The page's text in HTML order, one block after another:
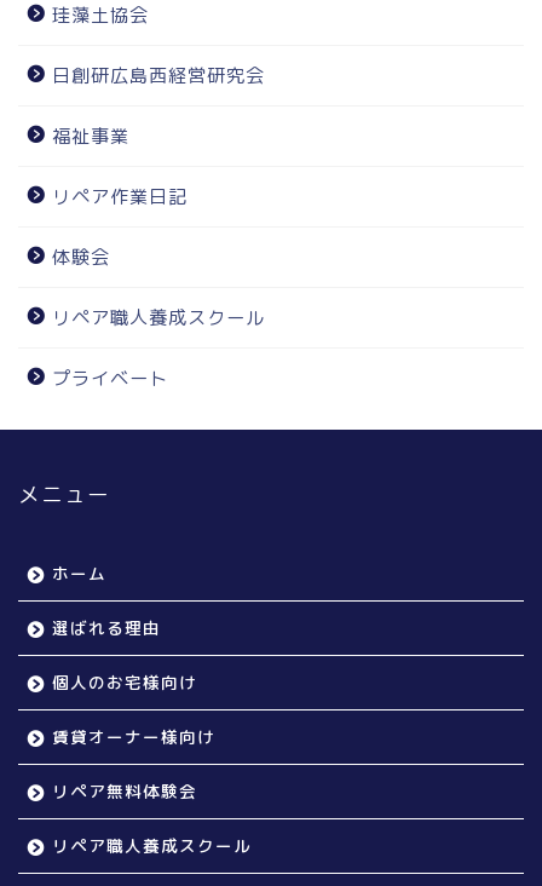
珪藻土協会
日創研広島西経営研究会
福祉事業
リペア作業日記
体験会
リペア職人養成スクール
プライベート
メニュー
ホーム
選ばれる理由
個人のお宅様向け
賃貸オーナー様向け
リペア無料体験会
リペア職人養成スクール